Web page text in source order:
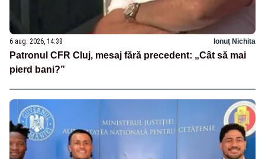
6 aug. 2026, 14:38 Ionuț Nichita
Patronul CFR Cluj, mesaj fără precedent: „Cât să mai
pierd bani?”